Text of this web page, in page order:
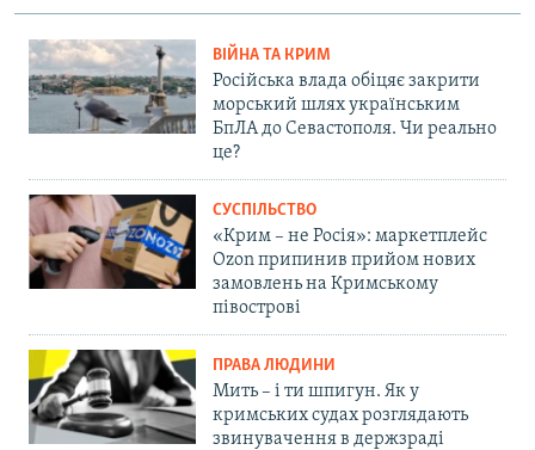
ВІЙНА ТА КРИМ
Російська влада обіцяє закрити
морський шлях українським
БпЛА до Севастополя. Чи реально
це?
СУСПІЛЬСТВО
«Крим – не Росія»: маркетплейс
Ozon припинив прийом нових
замовлень на Кримському
півострові
ПРАВА ЛЮДИНИ
Мить – і ти шпигун. Як у
кримських судах розглядають
звинувачення в держзраді